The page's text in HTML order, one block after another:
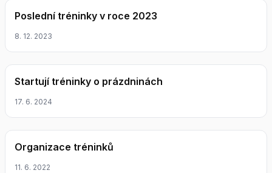
Poslední tréninky v roce 2023
8. 12. 2023
Startují tréninky o prázdninách
17. 6. 2024
Organizace tréninků
11. 6. 2022